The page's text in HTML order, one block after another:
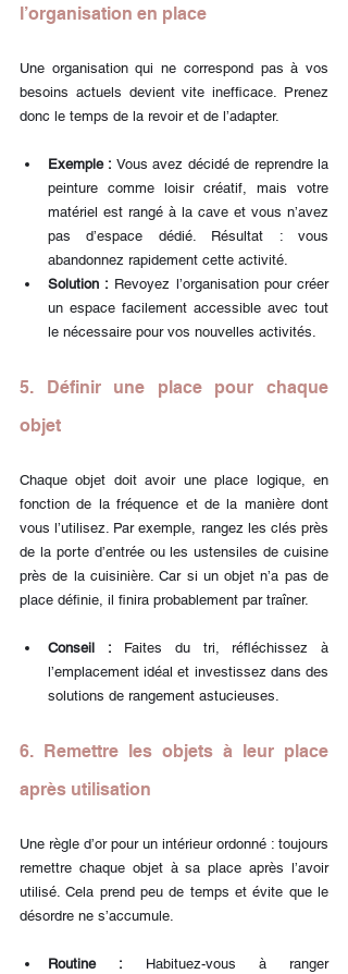
l’organisation en place
Une organisation qui ne correspond pas à vos
besoins actuels devient vite inefficace. Prenez
donc le temps de la revoir et de l’adapter.
Exemple : Vous avez décidé de reprendre la
peinture comme loisir créatif, mais votre
matériel est rangé à la cave et vous n’avez
pas d’espace dédié. Résultat : vous
abandonnez rapidement cette activité.
Solution : Revoyez l’organisation pour créer
un espace facilement accessible avec tout
le nécessaire pour vos nouvelles activités.
5. Définir une place pour chaque
objet
Chaque objet doit avoir une place logique, en
fonction de la fréquence et de la manière dont
vous l’utilisez. Par exemple, rangez les clés près
de la porte d’entrée ou les ustensiles de cuisine
près de la cuisinière. Car si un objet n’a pas de
place définie, il finira probablement par traîner.
Conseil : Faites du tri, réfléchissez à
l’emplacement idéal et investissez dans des
solutions de rangement astucieuses.
6. Remettre les objets à leur place
après utilisation
Une règle d’or pour un intérieur ordonné : toujours
remettre chaque objet à sa place après l’avoir
utilisé. Cela prend peu de temps et évite que le
désordre ne s’accumule.
Routine : Habituez-vous à ranger